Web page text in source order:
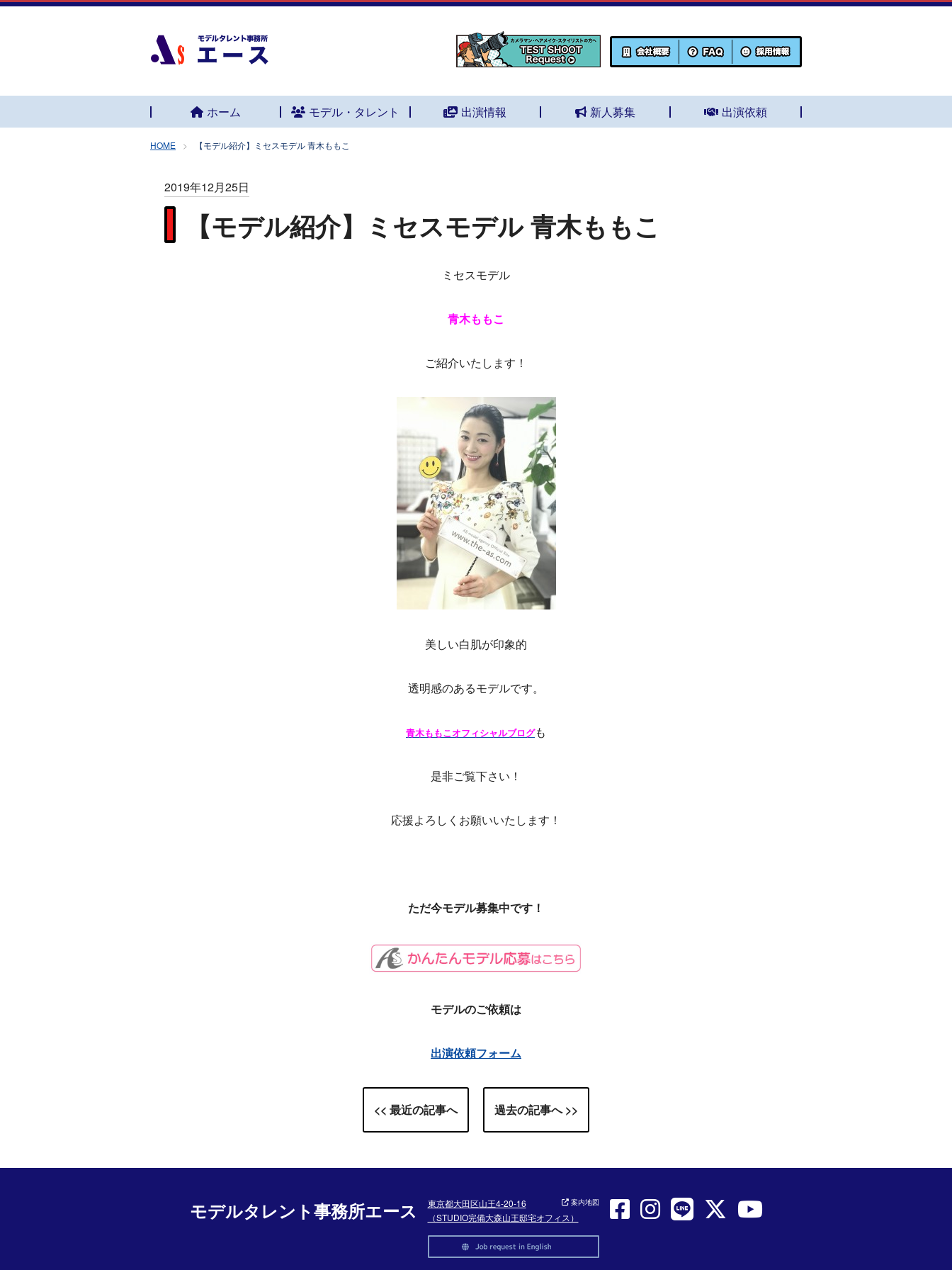
ホーム モデル・タレント 出演情報 新人募集 出演依頼
HOME 【モデル紹介】ミセスモデル 青木ももこ
2019年12月25日
【モデル紹介】ミセスモデル 青木ももこ
ミセスモデル
青木ももこ
ご紹介いたします！
美しい白肌が印象的
透明感のあるモデルです。
青木ももこオフィシャルブログも
是非ご覧下さい！
応援よろしくお願いいたします！
ただ今モデル募集中です！
モデルのご依頼は
出演依頼フォーム
<< 最近の記事へ 過去の記事へ >>
モデルタレント事務所エース
東京都大田区山王4-20-16
（STUDIO完備大森山王邸宅オフィス）
案内地図